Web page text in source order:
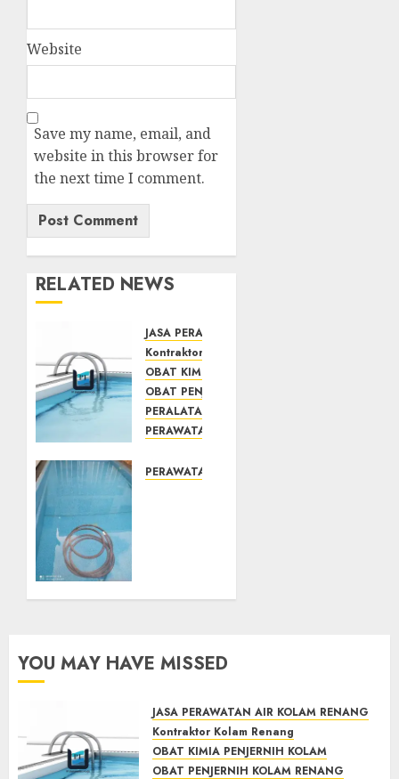
Website
Save my name, email, and
website in this browser for
the next time I comment.
RELATED NEWS
JASA PERAWATAN AIR KOLAM RENANG
Kontraktor Kolam Renang
OBAT KIMIA PENJERNIH KOLAM
OBAT PENJERNIH KOLAM RENANG
PERALATAN KOLAM RENANG
PERAWATAN KOLAM RENANG
Mengenal
Kolam
MAY 28,
2022
0
PERAWATAN KOLAM RENANG
JULY 24,
YOU MAY HAVE MISSED
JASA PERAWATAN AIR KOLAM RENANG
Kontraktor Kolam Renang
OBAT KIMIA PENJERNIH KOLAM
OBAT PENJERNIH KOLAM RENANG